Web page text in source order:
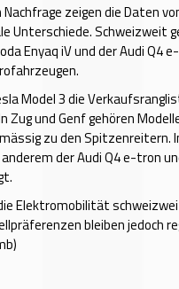
zeigen die Daten
Unterschiede. Schweizweit
Enyaq iV und der Audi Q4
Model 3 die
Zug und Genf gehören
zu den Spitzenreitern.
der Audi Q4 e-tron
Elektromobilität
bleiben jedoch